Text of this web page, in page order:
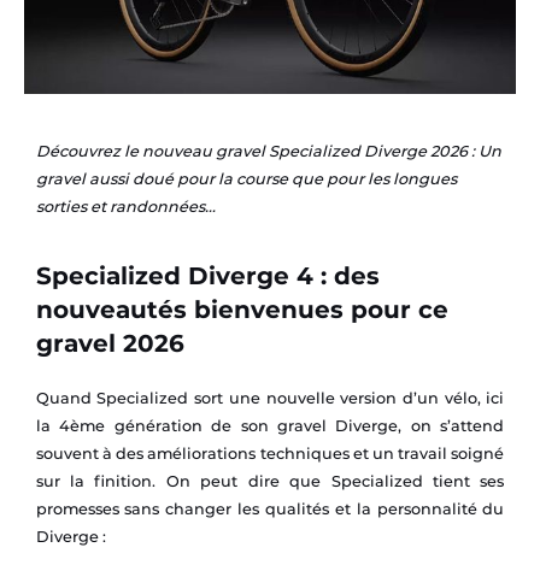
Découvrez le nouveau gravel Specialized Diverge 2026 : Un
gravel aussi doué pour la course que pour les longues
sorties et randonnées…
Specialized Diverge 4 : des
nouveautés bienvenues pour ce
gravel 2026
Quand Specialized sort une nouvelle version d’un vélo, ici
la 4ème génération de son gravel Diverge, on s’attend
souvent à des améliorations techniques et un travail soigné
sur la finition. On peut dire que Specialized tient ses
promesses sans changer les qualités et la personnalité du
Diverge :